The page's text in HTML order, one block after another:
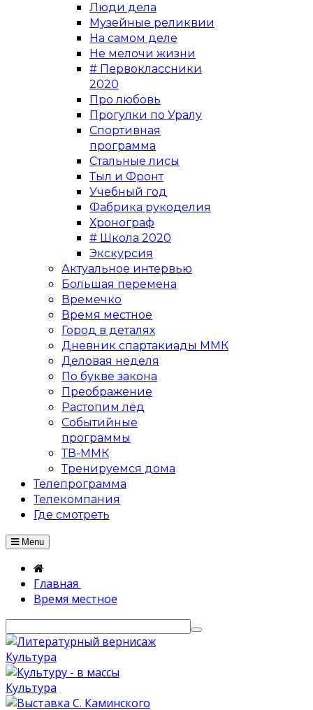
Люди дела
Музейные реликвии
На самом деле
Не мелочи жизни
# Первоклассники
2020
Про любовь
Прогулки по Уралу
Спортивная
программа
Стальные лисы
Тыл и Фронт
Учебный год
Фабрика рукоделия
Хронограф
# Школа 2020
Экскурсия
Актуальное интервью
Большая перемена
Времечко
Время местное
Город в деталях
Дневник спартакиады ММК
Деловая неделя
По букве закона
Преображение
Растопим лёд
Событийные
программы
ТВ-ММК
Тренируемся дома
Телепрограмма
Телекомпания
Где смотреть
Menu
Главная
Время местное
Культура
Культура